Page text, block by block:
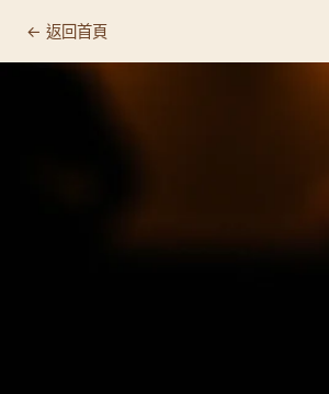
← 返回首頁